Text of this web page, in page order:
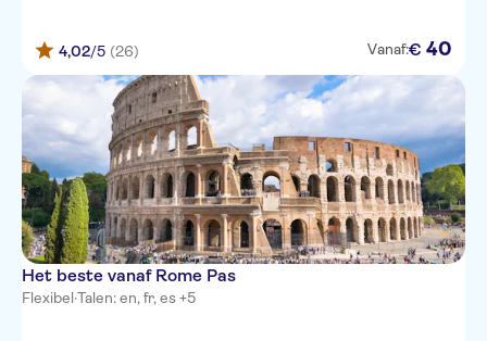
4,02/5 (26) Vanaf:€ 40
Het beste vanaf Rome Pas
Flexibel·Talen: en, fr, es +5